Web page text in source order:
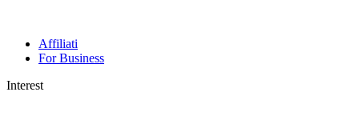
Affiliati
For Business
Interest